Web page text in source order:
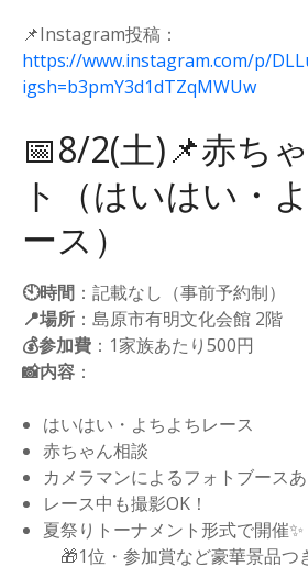
📌Instagram投稿：
https://www.instagram.com/p/
igsh=b3pmY3d1dTZqMWUw
📅8/2(土)📌赤ち
ト（はいはい・
ース）
🕙時間 ：記載なし（事前予約制）
📍場所 ：島原市有明文化会館 2階
💰参加費 ：1家族あたり500円
📸内容 ：
はいはい・よちよちレース
赤ちゃん相談
カメラマンによるフォトブースあ
レース中も撮影OK！
夏祭りトーナメント形式で開催✨
🎁1位・参加賞など豪華景品つ